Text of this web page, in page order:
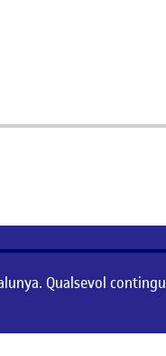
Qualsevol